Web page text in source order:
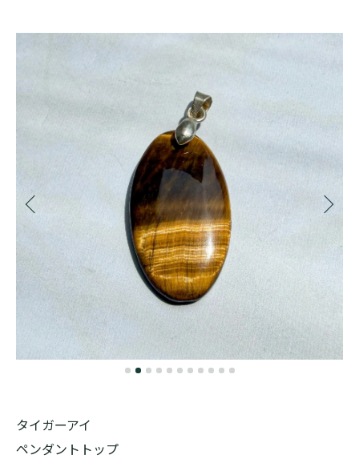
タイガーアイ
ペンダントトップ